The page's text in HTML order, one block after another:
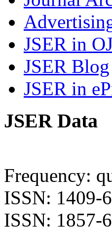
JSER in
JSER Blog
JSER in
JSER Data
Frequency:
ISSN: 1409-
ISSN: 1857-